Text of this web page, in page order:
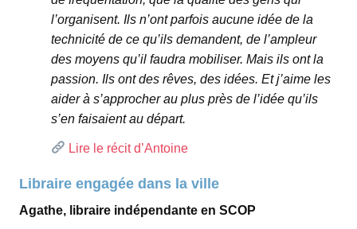
l’organisent. Ils n’ont parfois aucune idée de la
technicité de ce qu’ils demandent, de l’ampleur
des moyens qu’il faudra mobiliser. Mais ils ont la
passion. Ils ont des rêves, des idées. Et j’aime les
aider à s’approcher au plus près de l’idée qu’ils
s’en faisaient au départ.
Lire le récit d’Antoine
Libraire engagée dans la ville
Agathe, libraire indépendante en SCOP